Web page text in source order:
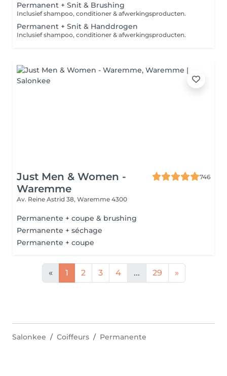
Permanent + Snit & Brushing
Inclusief shampoo, conditioner & afwerkingsproducten.
Permanent + Snit & Handdrogen
Inclusief shampoo, conditioner & afwerkingsproducten.
Just Men & Women -
Waremme
746
Av. Reine Astrid 38, Waremme 4300
Permanente + coupe & brushing
Permanente + séchage
Permanente + coupe
« 1 2 3 4 ... 29 »
Salonkee Coiffeurs Permanente